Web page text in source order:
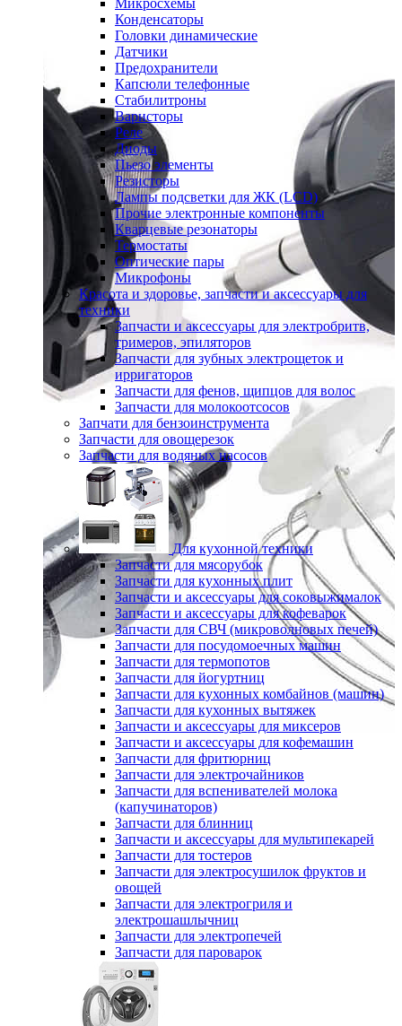
Микросхемы
Конденсаторы
Головки динамические
Датчики
Предохранители
Капсюли телефонные
Стабилитроны
Варисторы
Реле
Диоды
Пьезо элементы
Резисторы
Лампы подсветки для ЖК (LCD)
Прочие электронные компоненты
Кварцевые резонаторы
Термостаты
Оптические пары
Микрофоны
Красота и здоровье, запчасти и аксессуары для
техники
Запчасти и аксессуары для электробритв,
тримеров, эпиляторов
Запчасти для зубных электрощеток и
ирригаторов
Запчасти для фенов, щипцов для волос
Запчасти для молокоотсосов
Запчати для бензоинструмента
Запчасти для овощерезок
Запчасти для водяных насосов
Для кухонной техники
Запчасти для мясорубок
Запчасти для кухонных плит
Запчасти и аксессуары для соковыжималок
Запчасти и аксессуары для кофеварок
Запчасти для СВЧ (микроволновых печей)
Запчасти для посудомоечных машин
Запчасти для термопотов
Запчасти для йогуртниц
Запчасти для кухонных комбайнов (машин)
Запчасти для кухонных вытяжек
Запчасти и аксессуары для миксеров
Запчасти и аксессуары для кофемашин
Запчасти для фритюрниц
Запчасти для электрочайников
Запчасти для вспенивателей молока
(капучинаторов)
Запчасти для блинниц
Запчасти и аксессуары для мультипекарей
Запчасти для тостеров
Запчасти для электросушилок фруктов и
овощей
Запчасти для электрогриля и
электрошашлычниц
Запчасти для электропечей
Запчасти для пароварок